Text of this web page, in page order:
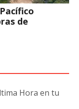
de
Hora en tu